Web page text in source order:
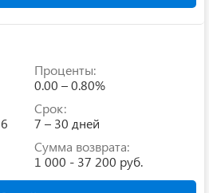
Проценты:
0.00 – 0.80%
Срок:
7 – 30 дней
Сумма возврата:
1 000 - 37 200 руб.